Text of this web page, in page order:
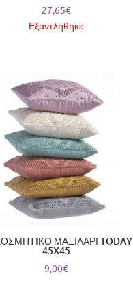
27,65€
Εξαντλήθηκε
ΜΑΞΙΛΑΡΙ TODAY
45X45
9,00€